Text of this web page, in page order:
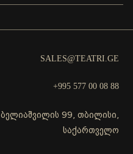
SALES@TEATRI.GE
+995 577 00 08 88
ბელიაშვილის 99, თბილისი,
საქართველო